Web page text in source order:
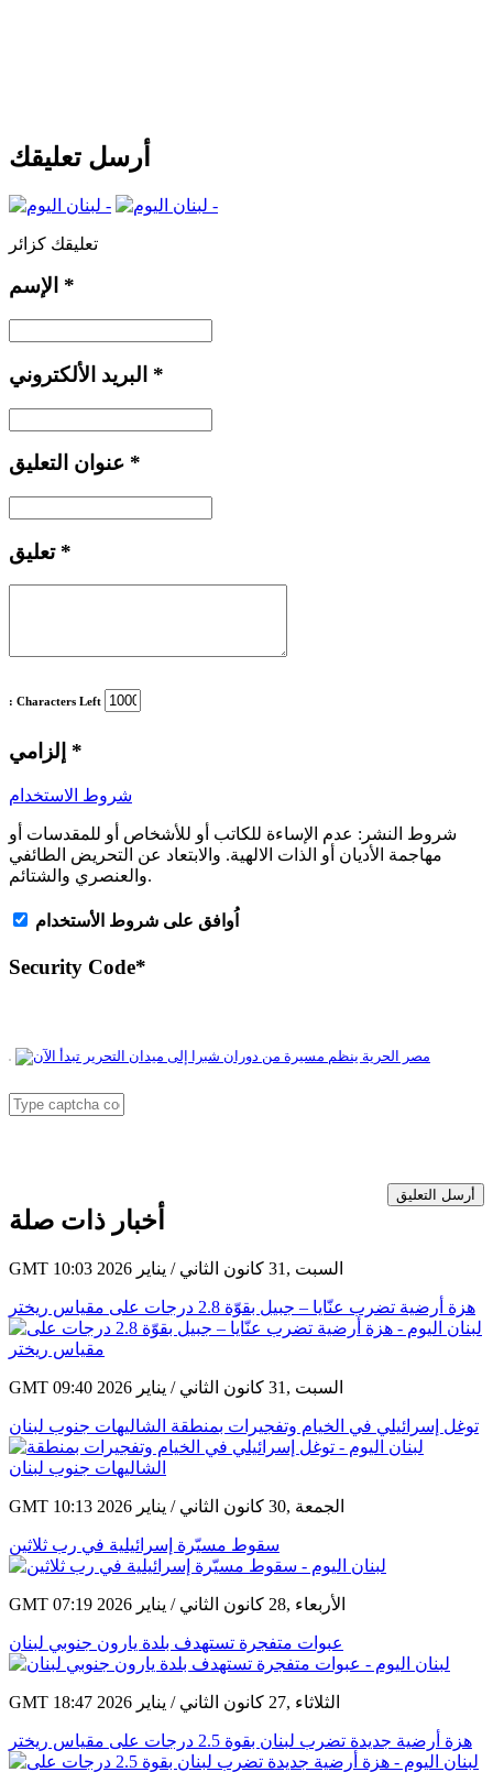
أرسل تعليقك
تعليقك كزائر
*
*
*
تعليق *
: Characters Left
*
شروط الاستخدام
شروط النشر: عدم الإساءة للكاتب أو للأشخاص أو للمقدسات أو
مهاجمة الأديان أو الذات الالهية. والابتعاد عن التحريض الطائفي
والعنصري والشتائم.
اُوافق على شروط الأستخدام
Security Code*
أرسل التعليق
أخبار ذات صلة
GMT 10:03 2026 السبت ,31 كانون الثاني / يناير
هزة أرضية تضرب عنّايا – جبيل بقوّة 2.8 درجات على مقياس ريختر
GMT 09:40 2026 السبت ,31 كانون الثاني / يناير
توغل إسرائيلي في الخيام وتفجيرات بمنطقة الشاليهات جنوب لبنان
GMT 10:13 2026 الجمعة ,30 كانون الثاني / يناير
سقوط مسيّرة إسرائيلية في رب ثلاثين
GMT 07:19 2026 الأربعاء ,28 كانون الثاني / يناير
عبوات متفجرة تستهدف بلدة يارون جنوبي لبنان
GMT 18:47 2026 الثلاثاء ,27 كانون الثاني / يناير
هزة أرضية جديدة تضرب لبنان بقوة 2.5 درجات على مقياس ريختر